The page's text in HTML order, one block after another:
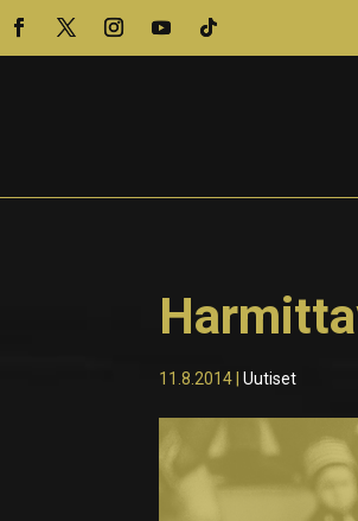
11.8.2014 |Uutiset